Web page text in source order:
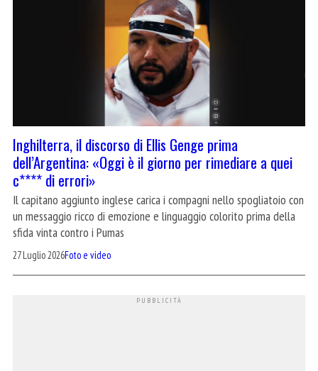
Inghilterra, il discorso di Ellis Genge prima
dell’Argentina: «Oggi è il giorno per rimediare a quei
c**** di errori»
Il capitano aggiunto inglese carica i compagni nello spogliatoio con
un messaggio ricco di emozione e linguaggio colorito prima della
sfida vinta contro i Pumas
27 Luglio 2026Foto e video